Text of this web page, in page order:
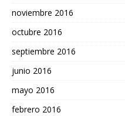
noviembre 2016
octubre 2016
septiembre 2016
junio 2016
mayo 2016
febrero 2016